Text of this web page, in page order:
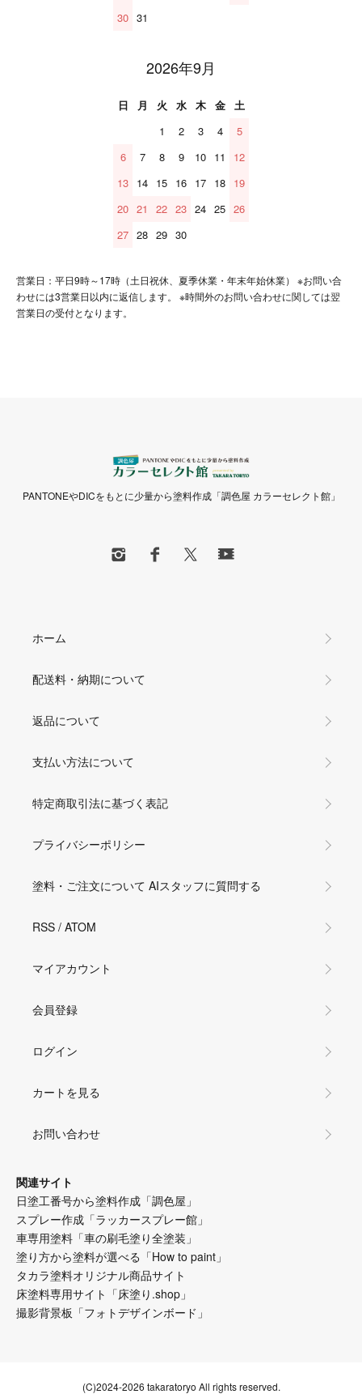
30 31
2026年9月
日 月 火 水 木 金
土
1
2 3 4
5
6
7 8 9 10 11
12
13 14 15 16 17 18 19
20 21 22 23 24 25 26
27 28 29 30
営業日：平日9時～17時（土日祝休、夏季休業・年末年始休業） ※お問い合
わせには3営業日以内に返信します。 ※時間外のお問い合わせに関しては翌
営業日の受付となります。
PANTONEやDICをもとに少量から塗料作成「調色屋 カラーセレクト館」
ホーム
配送料・納期について
返品について
支払い方法について
特定商取引法に基づく表記
プライバシーポリシー
塗料・ご注文について AIスタッフに質問する
RSS / ATOM
マイアカウント
会員登録
ログイン
カートを見る
お問い合わせ
関連サイト
日塗工番号から塗料作成「調色屋」
スプレー作成「ラッカースプレー館」
車専用塗料「車の刷毛塗り全塗装」
塗り方から塗料が選べる「How to paint」
タカラ塗料オリジナル商品サイト
床塗料専用サイト「床塗り.shop」
撮影背景板「フォトデザインボード」
(C)2024-2026 takaratoryo All rights reserved.